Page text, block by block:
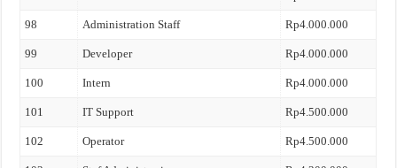
98 Administration Staff Rp4.000.000
99 Developer Rp4.000.000
100 Intern Rp4.000.000
101 IT Support Rp4.500.000
102 Operator Rp4.500.000